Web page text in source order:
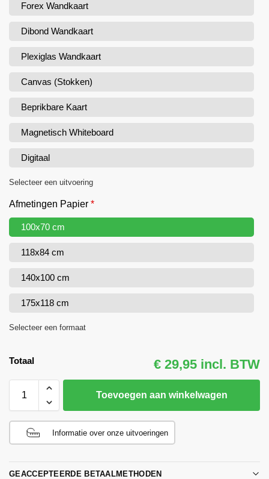
Forex Wandkaart
Dibond Wandkaart
Plexiglas Wandkaart
Canvas (Stokken)
Beprikbare Kaart
Magnetisch Whiteboard
Digitaal
Selecteer een uitvoering
Afmetingen Papier *
100x70 cm
118x84 cm
140x100 cm
175x118 cm
Selecteer een formaat
Totaal € 29,95 incl. BTW
Toevoegen aan winkelwagen
Informatie over onze uitvoeringen
GEACCEPTEERDE BETAALMETHODEN